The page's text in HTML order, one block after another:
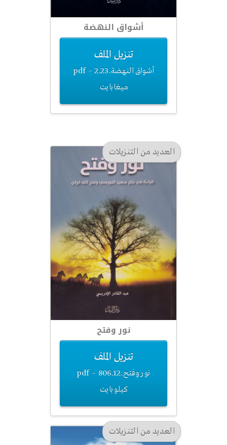
أشواق النهضة
تنزيل الملف
أشواق النهضة.pdf – 2.23
ميغابايت
العديد من التنزيلات
نور وفتح
تنزيل الملف
نور وفتح.pdf – 806.12
كيلوبايت
العديد من التنزيلات